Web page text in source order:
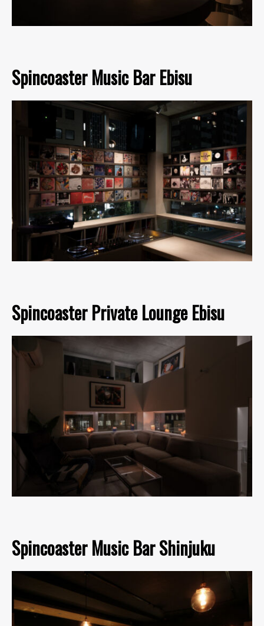
Spincoaster Music Bar Ebisu
Spincoaster Private Lounge Ebisu
Spincoaster Music Bar Shinjuku